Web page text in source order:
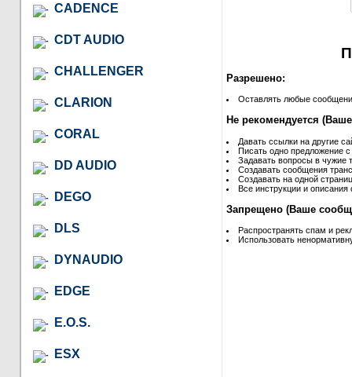
CADENCE
CDT AUDIO
CHALLENGER
CLARION
CORAL
DD AUDIO
DEGO
DLS
DYNAUDIO
EDGE
E.O.S.
ESX
Разрешено:
Оставлять любые
Не рекомендуется
Давать ссылки на другие
Писать одно предложение
Задавать вопросы в чужие
Создавать сообщения
Создавать на одной
Все инструкции и описания
Запрещено (Ваше
Распространять спам и
Использовать